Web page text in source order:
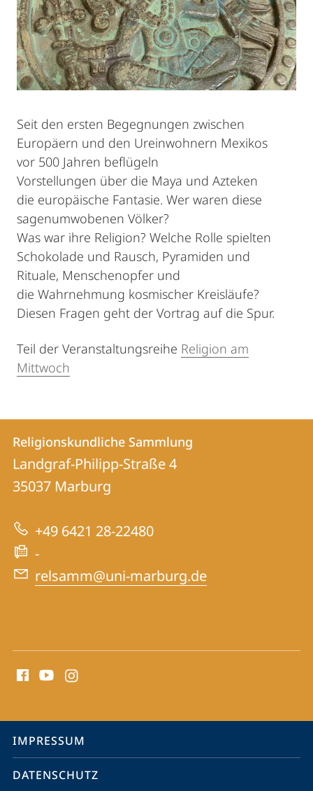
Seit den ersten Begegnungen zwischen
Europäern und den Ureinwohnern Mexikos
vor 500 Jahren beflügeln
Vorstellungen über die Maya und Azteken
die europäische Fantasie. Wer waren diese
sagenumwobenen Völker?
Was war ihre Religion? Welche Rolle spielten
Schokolade und Rausch, Pyramiden und
Rituale, Menschenopfer und
die Wahrnehmung kosmischer Kreisläufe?
Diesen Fragen geht der Vortrag auf die Spur.
Teil der Veranstaltungsreihe Religion am
Mittwoch
Kontakt
und
Informationen
zur
Website
Kontaktinformationen
Religionskundliche
Sammlung
Religionskundliche Sammlung
Landgraf-Philipp-Straße 4
35037 Marburg
+49 6421 28-22480
-
relsamm@uni-marburg.de
Media
Service-
Navigation
IMPRESSUM
DATENSCHUTZ